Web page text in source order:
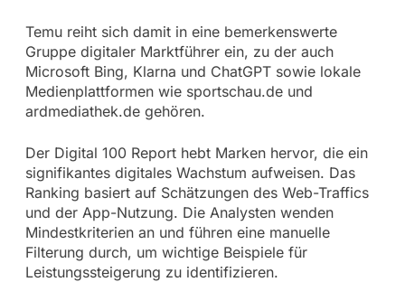
Temu reiht sich damit in eine bemerkenswerte
Gruppe digitaler Marktführer ein, zu der auch
Microsoft Bing, Klarna und ChatGPT sowie lokale
Medienplattformen wie sportschau.de und
ardmediathek.de gehören.
Der Digital 100 Report hebt Marken hervor, die ein
signifikantes digitales Wachstum aufweisen. Das
Ranking basiert auf Schätzungen des Web-Traffics
und der App-Nutzung. Die Analysten wenden
Mindestkriterien an und führen eine manuelle
Filterung durch, um wichtige Beispiele für
Leistungssteigerung zu identifizieren.